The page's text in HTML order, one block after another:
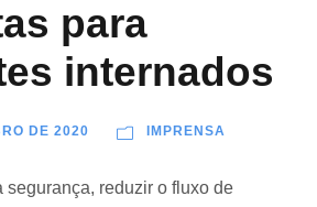
para
internados
DE 2020 IMPRENSA
segurança, reduzir o fluxo de